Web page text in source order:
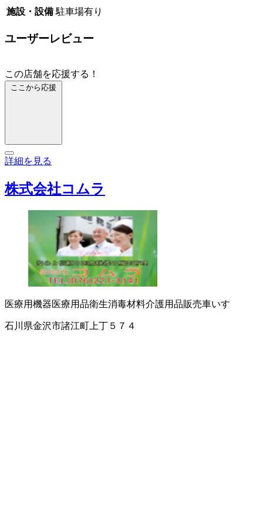
施設・設備 駐車場有り
ユーザーレビュー
この店舗を応援する！
ここから応援
詳細を見る
株式会社コムラ
医療用機器医療用品衛生消毒材料介護用品販売車いす
石川県金沢市諸江町上丁５７４